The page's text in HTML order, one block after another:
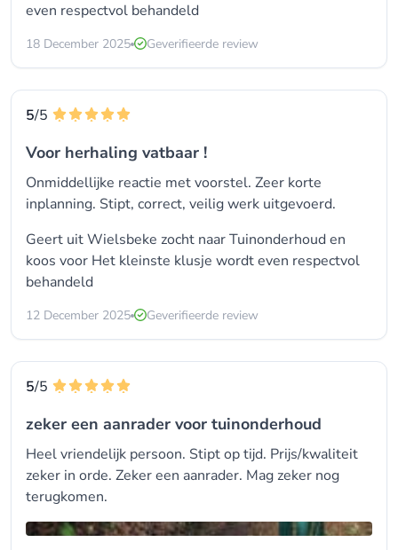
even respectvol behandeld
18 December 2025 Geverifieerde review
5/5
Voor herhaling vatbaar !
Onmiddellijke reactie met voorstel. Zeer korte
inplanning. Stipt, correct, veilig werk uitgevoerd.
Geert uit Wielsbeke zocht naarTuinonderhouden
koos voor Het kleinste klusje wordt even respectvol
behandeld
12 December 2025 Geverifieerde review
5/5
zeker een aanrader voor tuinonderhoud
Heel vriendelijk persoon. Stipt op tijd. Prijs/kwaliteit
zeker in orde. Zeker een aanrader. Mag zeker nog
terugkomen.